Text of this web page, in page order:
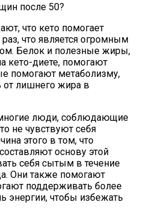
после 50?
что кето помогает
что является огромным
Белок и полезные жиры,
кето-диете, помогают
помогают метаболизму,
от лишнего жира в
многие люди, соблюдающие
не чувствуют себя
этого в том, что
основу этой
себя сытым в течение
Они также помогают
поддерживать более
энергии, чтобы избежать